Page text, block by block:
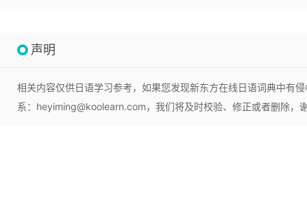
声明
相关内容仅供日语学习参考，如果您发现新东方在线日语词典中有
系：heyiming@koolearn.com，我们将及时校验、修正或者删除，